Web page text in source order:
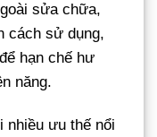
sửa chữa,
cách sử dụng,
hạn chế hư
năng.
nhiều ưu thế nổi